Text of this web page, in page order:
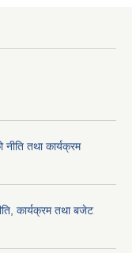
तथा कार्यक्रम
कार्यक्रम तथा बजेट